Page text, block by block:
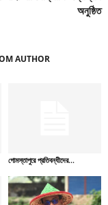
অনুষ্ঠিত
AUTHOR
গোমস্তাপুরে প্রতিবন্ধীদের...